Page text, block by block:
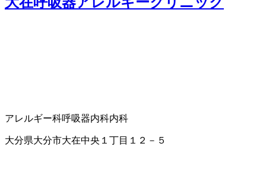
アレルギー科呼吸器内科内科
大分県大分市大在中央１丁目１２－５